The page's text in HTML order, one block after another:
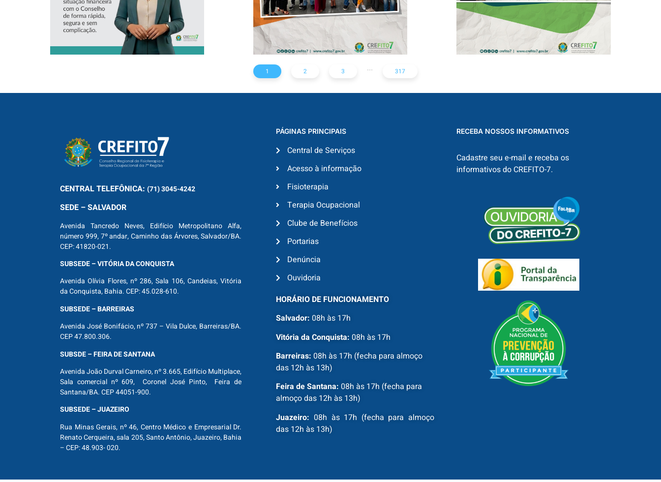
1 2 3 ... 317
CENTRALTELEFÔNICA: (71) 3045-4242
SEDE – SALVADOR
Avenida Tancredo Neves, Edifício Metropolitano Alfa,
número 999, 7º andar, Caminho das Árvores, Salvador/BA.
CEP: 41820-021.
SUBSEDE – VITÓRIA DA CONQUISTA
Avenida Olívia Flores, nº 286, Sala 106, Candeias, Vitória
da Conquista, Bahia. CEP: 45.028-610.
SUBSEDE – BARREIRAS
Avenida José Bonifácio, nº 737 – Vila Dulce, Barreiras/BA.
CEP 47.800.306.
SUBSDE – FEIRA DE SANTANA
Avenida João Durval Carneiro, nº 3.665, Edifício Multiplace,
Sala comercial nº 609, Coronel José Pinto, Feira de
Santana/BA. CEP 44051-900.
SUBSEDE – JUAZEIRO
Rua Minas Gerais, nº 46, Centro Médico e Empresarial Dr.
Renato Cerqueira, sala 205, Santo Antônio, Juazeiro, Bahia
– CEP: 48.903- 020.
PÁGINAS PRINCIPAIS
Central de Serviços
Acesso à informação
Fisioterapia
Terapia Ocupacional
Clube de Benefícios
Portarias
Denúncia
Ouvidoria
HORÁRIO DE FUNCIONAMENTO
Salvador: 08h às 17h
Vitória da Conquista: 08h às 17h
Barreiras: 08h às 17h (fecha para almoço
das 12h às 13h)
Feira de Santana: 08h às 17h (fecha para
almoço das 12h às 13h)
Juazeiro: 08h às 17h (fecha para almoço
das 12h às 13h)
RECEBA NOSSOS INFORMATIVOS
Cadastre seu e-mail e receba os
informativos do CREFITO-7.